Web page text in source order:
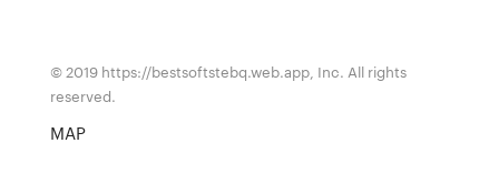
© 2019 https://bestsoftstebq.web.app, Inc. All rights
reserved.
MAP